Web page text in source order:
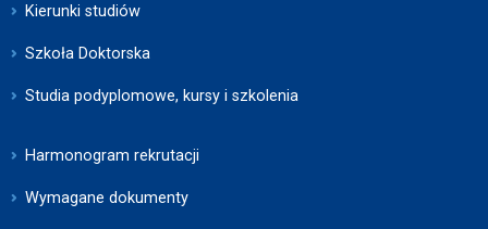
Kierunki studiów
Szkoła Doktorska
Studia podyplomowe, kursy i szkolenia
Harmonogram rekrutacji
Wymagane dokumenty